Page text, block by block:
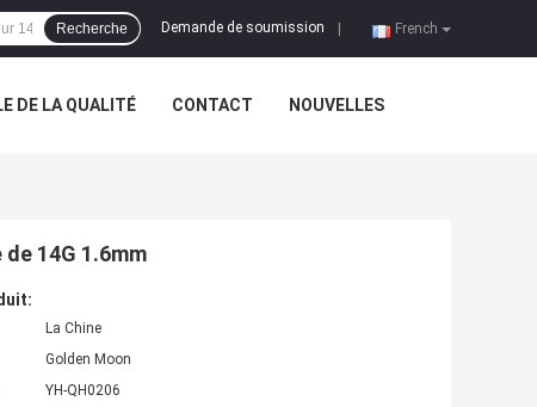
French
Demande de soumission
Recherche
DE LA QUALITÉ CONTACT NOUVELLES
14G 1.6mm
La Chine
Golden Moon
YH-QH0206